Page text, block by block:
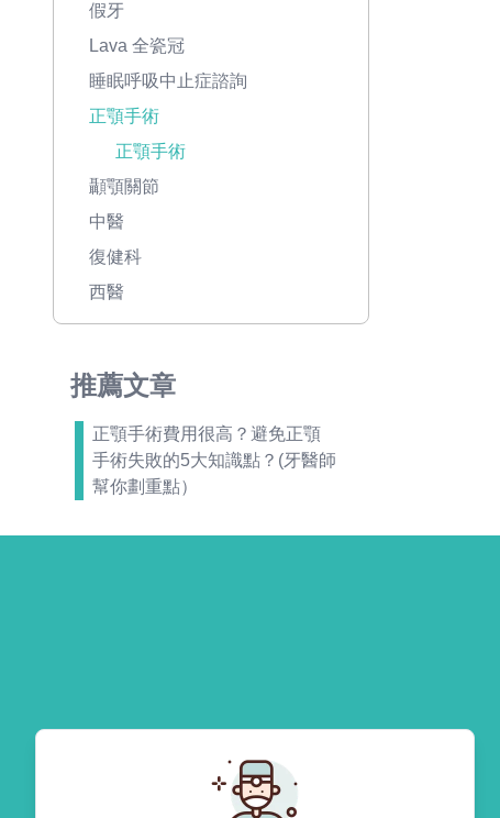
假牙
Lava 全瓷冠
睡眠呼吸中止症諮詢
正顎手術
正顎手術
顳顎關節
中醫
復健科
西醫
推薦文章
正顎手術費用很高？避免正顎
手術失敗的5大知識點？(牙醫師
幫你劃重點）